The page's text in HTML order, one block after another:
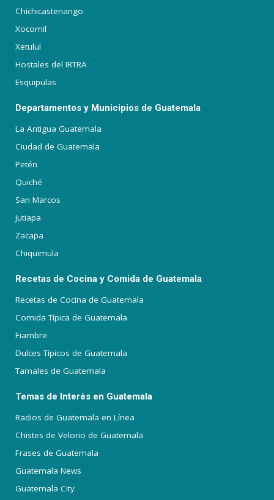
Chichicastenango
Xocomil
Xetulul
Hostales del IRTRA
Esquipulas
Departamentos y Municipios de Guatemala
La Antigua Guatemala
Ciudad de Guatemala
Petén
Quiché
San Marcos
Jutiapa
Zacapa
Chiquimula
Recetas de Cocina y Comida de Guatemala
Recetas de Cocina de Guatemala
Comida Típica de Guatemala
Fiambre
Dulces Típicos de Guatemala
Tamales de Guatemala
Temas de Interés en Guatemala
Radios de Guatemala en Línea
Chistes de Velorio de Guatemala
Frases de Guatemala
Guatemala News
Guatemala City